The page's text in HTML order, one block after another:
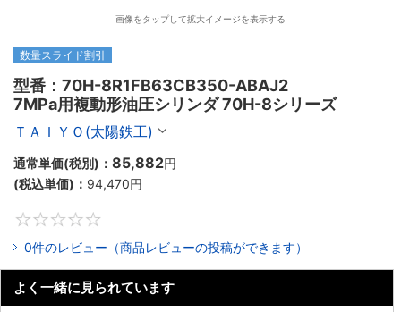
画像をタップして拡大イメージを表示する
数量スライド割引
型番：70H-8R1FB63CB350-ABAJ2
7MPa用複動形油圧シリンダ 70H-8シリーズ
ＴＡＩＹＯ(太陽鉄工)
通常単価(税別)： 85,882円
(税込単価)： 94,470円
0件のレビュー（商品レビューの投稿ができます）
よく一緒に見られています